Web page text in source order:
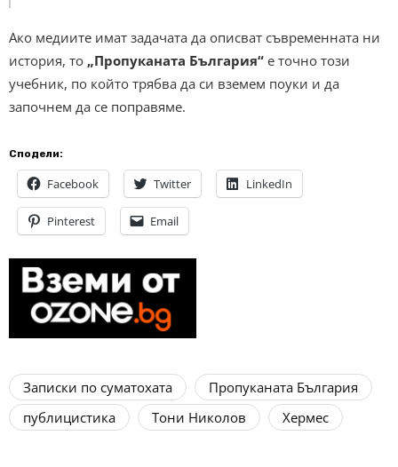
Ако медиите имат задачата да описват съвременната ни
история, то „Пропуканата България“ е точно този
учебник, по който трябва да си вземем поуки и да
започнем да се поправяме.
Сподели:
Facebook Twitter LinkedIn
Pinterest Email
Записки по суматохата
Пропуканата България
публицистика
Тони Николов Хермес